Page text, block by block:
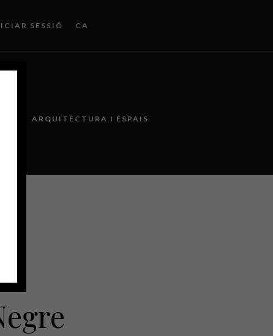
SESSIÓ CA
ARQUITECTURA I ESPAIS